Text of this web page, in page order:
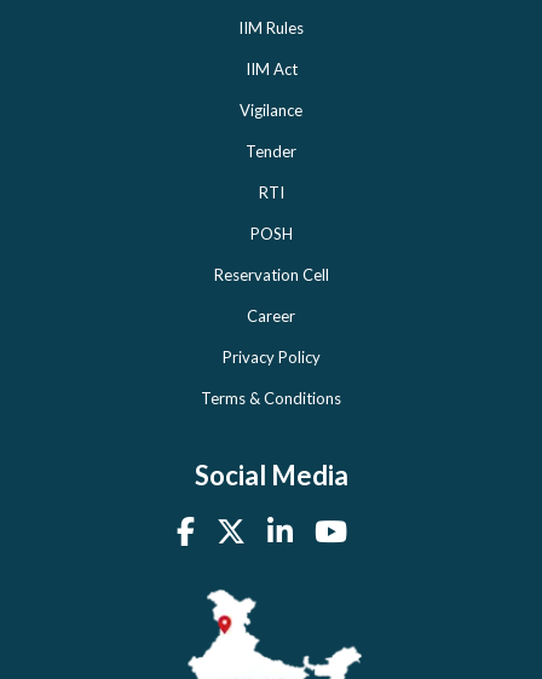
IIM Rules
IIM Act
Vigilance
Tender
RTI
POSH
Reservation Cell
Career
Privacy Policy
Terms & Conditions
Social Media